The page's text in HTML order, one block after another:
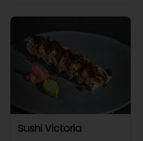
Sushi Victoria